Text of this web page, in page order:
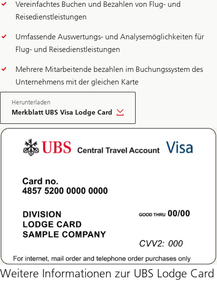
Vereinfachtes Buchen und Bezahlen von Flug- und
Reisedienstleistungen
Umfassende Auswertungs- und Analysemöglichkeiten für
Flug- und Reisedienstleistungen
Mehrere Mitarbeitende bezahlen im Buchungssystem des
Unternehmens mit der gleichen Karte
Herunterladen
Merkblatt UBS Visa Lodge Card
Weitere Informationen zur UBS Lodge Card